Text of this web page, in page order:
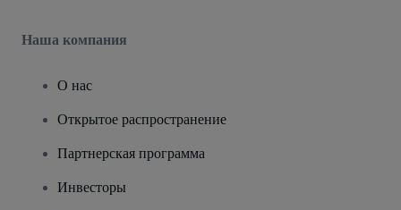
Наша компания
О нас
Открытое распространение
Партнерская программа
Инвесторы